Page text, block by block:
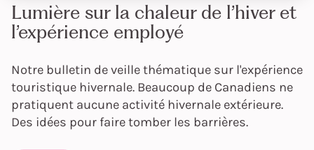
Lumière sur la chaleur de l’hiver et
l’expérience employé
Notre bulletin de veille thématique sur l'expérience
touristique hivernale. Beaucoup de Canadiens ne
pratiquent aucune activité hivernale extérieure.
Des idées pour faire tomber les barrières.